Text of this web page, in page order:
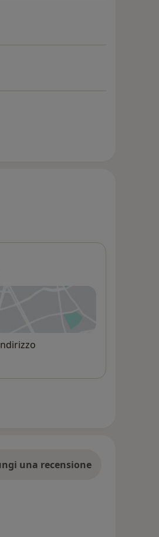
scheda
una recensione